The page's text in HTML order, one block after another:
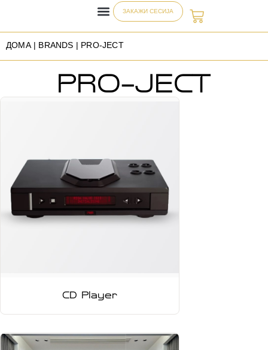
ЗАКАЖИ СЕСИЈА
ДОМА| BRANDS | PRO-JECT
PRO-JECT
CD Player